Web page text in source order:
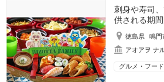
刺身や寿司
供される期
徳島県
鳴門
アオアヲ ナ
グルメ・フー